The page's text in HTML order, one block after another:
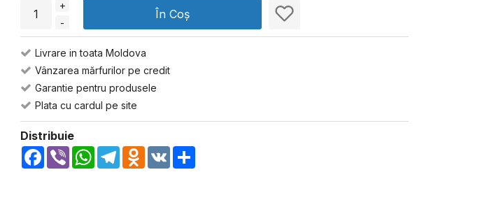
+
-
În Coș
Livrare in toata Moldova
Vânzarea mărfurilor pe credit
Garantie pentru produsele
Plata cu cardul pe site
Distribuie
Facebook
Viber WhatsApp
TelegramOdnoklassniki
VK